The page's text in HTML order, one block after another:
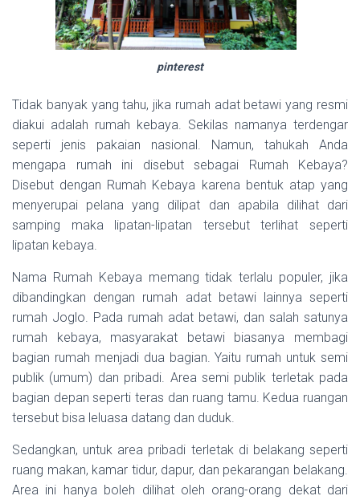
pinterest
Tidak banyak yang tahu, jika rumah adat betawi yang resmi
diakui adalah rumah kebaya. Sekilas namanya terdengar
seperti jenis pakaian nasional. Namun, tahukah Anda
mengapa rumah ini disebut sebagai Rumah Kebaya?
Disebut dengan Rumah Kebaya karena bentuk atap yang
menyerupai pelana yang dilipat dan apabila dilihat dari
samping maka lipatan-lipatan tersebut terlihat seperti
lipatan kebaya.
Nama Rumah Kebaya memang tidak terlalu populer, jika
dibandingkan dengan rumah adat betawi lainnya seperti
rumah Joglo. Pada rumah adat betawi, dan salah satunya
rumah kebaya, masyarakat betawi biasanya membagi
bagian rumah menjadi dua bagian. Yaitu rumah untuk semi
publik (umum) dan pribadi. Area semi publik terletak pada
bagian depan seperti teras dan ruang tamu. Kedua ruangan
tersebut bisa leluasa datang dan duduk.
Sedangkan, untuk area pribadi terletak di belakang seperti
ruang makan, kamar tidur, dapur, dan pekarangan belakang.
Area ini hanya boleh dilihat oleh orang-orang dekat dari